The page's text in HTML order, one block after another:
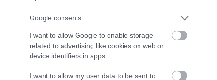
Google consents
I want to allow Google to enable storage
related to advertising like cookies on web or
device identifiers in apps.
I want to allow my user data to be sent to